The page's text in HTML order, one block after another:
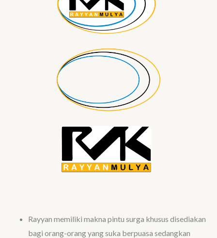
Rayyan memiliki makna pintu surga khusus disediakan
bagi orang-orang yang suka berpuasa sedangkan